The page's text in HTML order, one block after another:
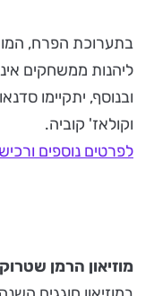
בתערוכת הפרח,
ליהנות ממשחקים
ובנוסף, יתקיימו
וקולאז' קוביה.
לפרטים נוספים
מוזיאון הרמן